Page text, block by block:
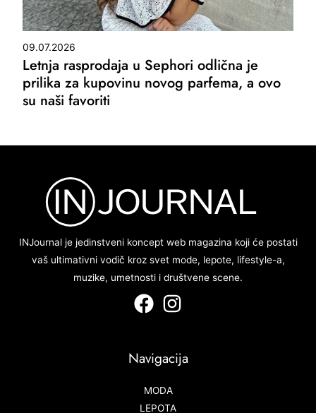
09.07.2026
Letnja rasprodaja u Sephori odlična je
prilika za kupovinu novog parfema, a ovo
su naši favoriti
INJournal je jedinstveni koncept web magazina koji će postati
vaš ultimativni vodič kroz svet mode, lepote, lifestyle-a,
muzike, umetnosti i društvene scene.
Navigacija
MODA
LEPOTA